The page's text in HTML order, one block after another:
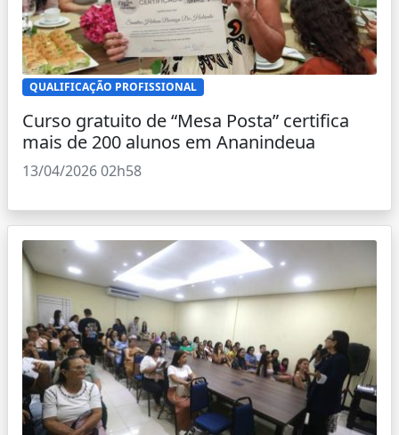
QUALIFICAÇÃO PROFISSIONAL
Curso gratuito de “Mesa Posta” certifica
mais de 200 alunos em Ananindeua
13/04/2026 02h58